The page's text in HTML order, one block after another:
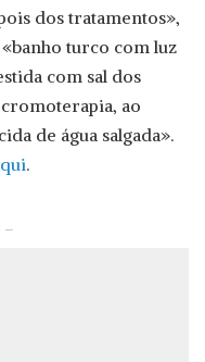
dos tratamentos»,
turco com luz
com sal dos
ao
de água salgada».
.
–